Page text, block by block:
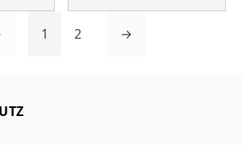
1 2 →